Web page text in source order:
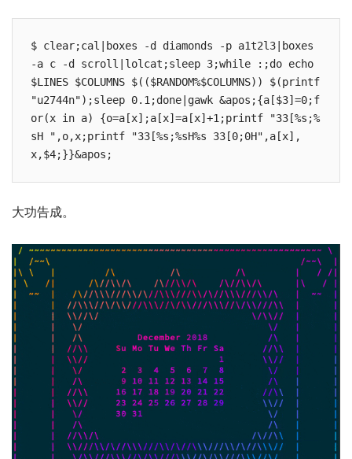
$ clear;cal|boxes -d diamonds -p a1t2l3|boxes
-a c -d scroll|lolcat;sleep 3;while :;do echo
$LINES $COLUMNS $(($RANDOM%$COLUMNS)) $(printf
"u2744n");sleep 0.1;done|gawk &apos;{a[$3]=0;f
or(x in a) {o=a[x];a[x]=a[x]+1;printf "33[%s;%
sH ",o,x;printf "33[%s;%sH%s 33[0;0H",a[x],
x,$4;}}&apos;
大功告成。